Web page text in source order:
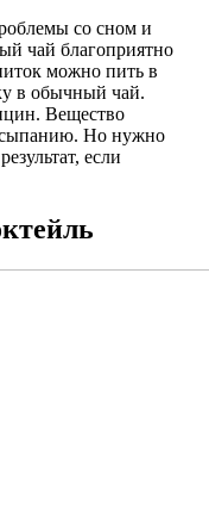
со сном и
чай благоприятно
можно пить в
в обычный чай.
Вещество
Но нужно
если